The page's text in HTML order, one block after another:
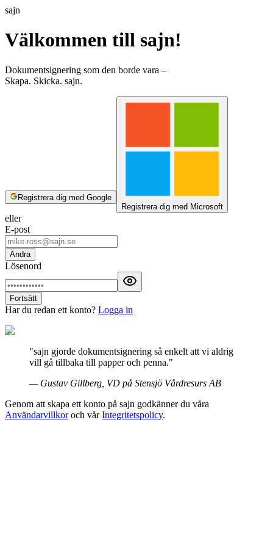
sajn
Välkommen till sajn!
Dokumentsignering som den borde vara –
Skapa. Skicka. sajn.
Registrera dig med Google
Registrera dig med Microsoft
eller
E-post
Ändra
Lösenord
Fortsätt
Har du redan ett konto? Logga in
"sajn gjorde dokumentsignering så enkelt att vi aldrig
vill gå tillbaka till papper och penna."
— Gustav Gillberg, VD på Stensjö Vårdresurs AB
Genom att skapa ett konto på sajn godkänner du våra
Användarvillkor och vår Integritetspolicy.